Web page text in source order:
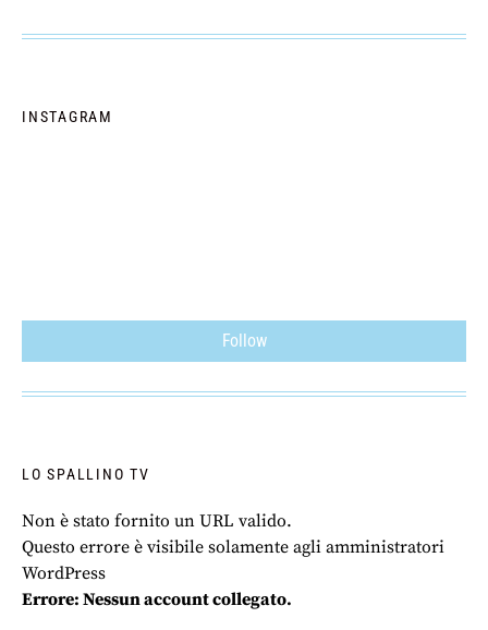
INSTAGRAM
Follow
LO SPALLINO TV
Non è stato fornito un URL valido.
Questo errore è visibile solamente agli amministratori
WordPress
Errore: Nessun account collegato.